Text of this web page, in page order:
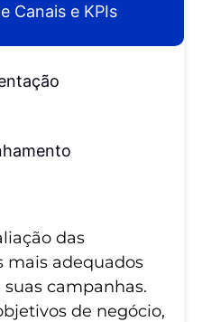
Canais e KPIs
das
mais adequados
campanhas.
de negócio,